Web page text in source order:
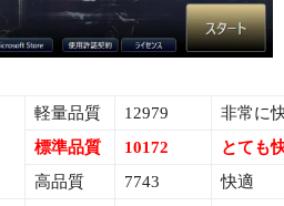
軽量品質 12979
非常に
標準品質
10172
とても
高品質
7743 快適